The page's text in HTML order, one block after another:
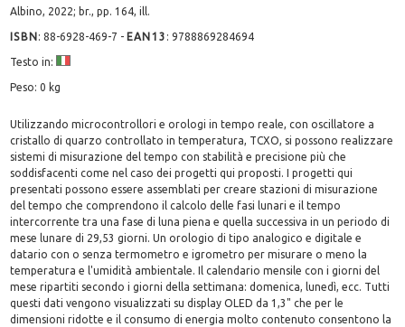
Albino, 2022; br., pp. 164, ill.
ISBN:88-6928-469-7 - EAN13 :9788869284694
Testo in:
Peso: 0 kg
Utilizzando microcontrollori e orologi in tempo reale, con oscillatore a
cristallo di quarzo controllato in temperatura, TCXO, si possono realizzare
sistemi di misurazione del tempo con stabilità e precisione più che
soddisfacenti come nel caso dei progetti qui proposti. I progetti qui
presentati possono essere assemblati per creare stazioni di misurazione
del tempo che comprendono il calcolo delle fasi lunari e il tempo
intercorrente tra una fase di luna piena e quella successiva in un periodo di
mese lunare di 29,53 giorni. Un orologio di tipo analogico e digitale e
datario con o senza termometro e igrometro per misurare o meno la
temperatura e l'umidità ambientale. Il calendario mensile con i giorni del
mese ripartiti secondo i giorni della settimana: domenica, lunedì, ecc. Tutti
questi dati vengono visualizzati su display OLED da 1,3" che per le
dimensioni ridotte e il consumo di energia molto contenuto consentono la